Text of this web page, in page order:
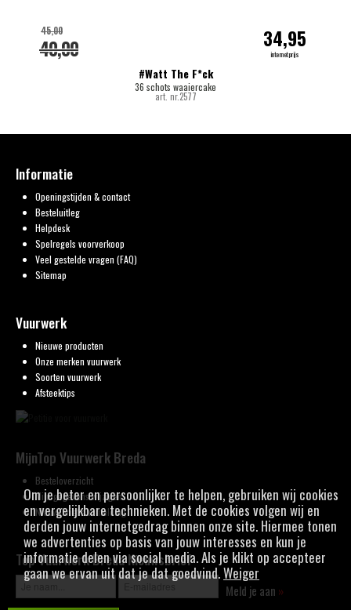
#Watt The F*ck
36 schots waaiercake
art. nr.2577
40,00
45,00 34,95
internetprijs
Informatie
Openingstijden & contact
Besteluitleg
Helpdesk
Spelregels voorverkoop
Veel gestelde vragen (FAQ)
Sitemap
Vuurwerk
Nieuwe producten
Onze merken vuurwerk
Soorten vuurwerk
Afsteektips
MijnTop Vuurwerk Breda
Besteloverzicht
Mijn gegevens wijzigen
Nieuwsbrief aanmelding
Top Vuurwerk Breda Nieuwsbrief
Meld je aan »
Om je beter en persoonlijker te helpen, gebruiken wij cookies
en vergelijkbare technieken. Met de cookies volgen wij en
derden jouw internetgedrag binnen onze site. Hiermee tonen
we advertenties op basis van jouw interesses en kun je
informatie delen via social media. Als je klikt op accepteer
gaan we ervan uit dat je dat goedvind.Weiger